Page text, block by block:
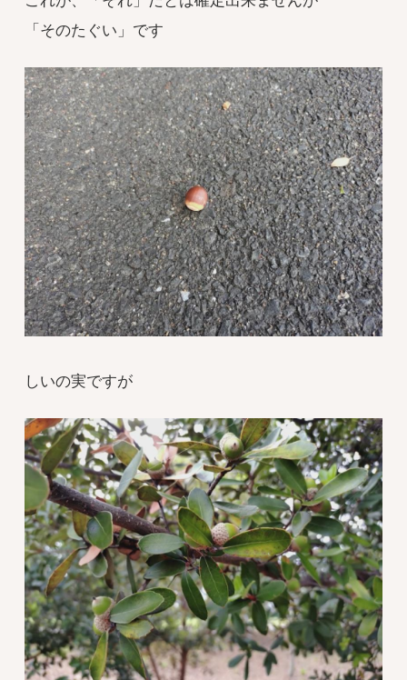
「そのたぐい」です
しいの実ですが